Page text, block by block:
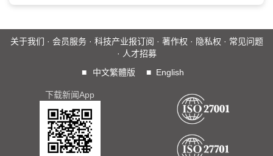
关于我们 · 会员服务· 科技产业报订阅 · 著作权 · 隐私权 · 常见问题
· 人才招募
■
中文繁體版 ■ English
下载新闻App